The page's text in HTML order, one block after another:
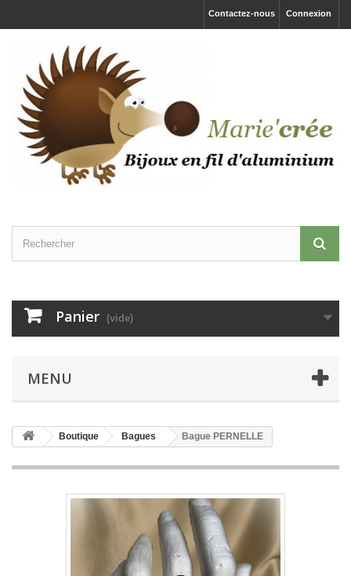
Connexion
Contactez-nous
Panier (vide)
MENU
Boutique Bagues Bague PERNELLE